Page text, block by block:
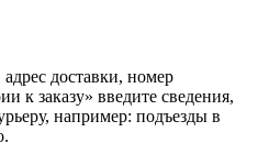
доставки, номер
к заказу» введите сведения,
например: подъезды в